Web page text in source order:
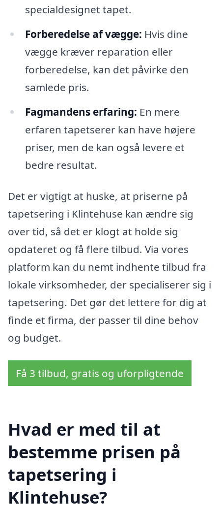
specialdesignet tapet.
Forberedelse af vægge: Hvis dine
vægge kræver reparation eller
forberedelse, kan det påvirke den
samlede pris.
Fagmandens erfaring: En mere
erfaren tapetserer kan have højere
priser, men de kan også levere et
bedre resultat.
Det er vigtigt at huske, at priserne på
tapetsering i Klintehuse kan ændre sig
over tid, så det er klogt at holde sig
opdateret og få flere tilbud. Via vores
platform kan du nemt indhente tilbud fra
lokale virksomheder, der specialiserer sig i
tapetsering. Det gør det lettere for dig at
finde et firma, der passer til dine behov
og budget.
Få 3 tilbud, gratis og uforpligtende
Hvad er med til at
bestemme prisen på
tapetsering i
Klintehuse?